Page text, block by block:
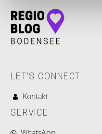
LET'S CONNECT
Kontakt
SERVICE